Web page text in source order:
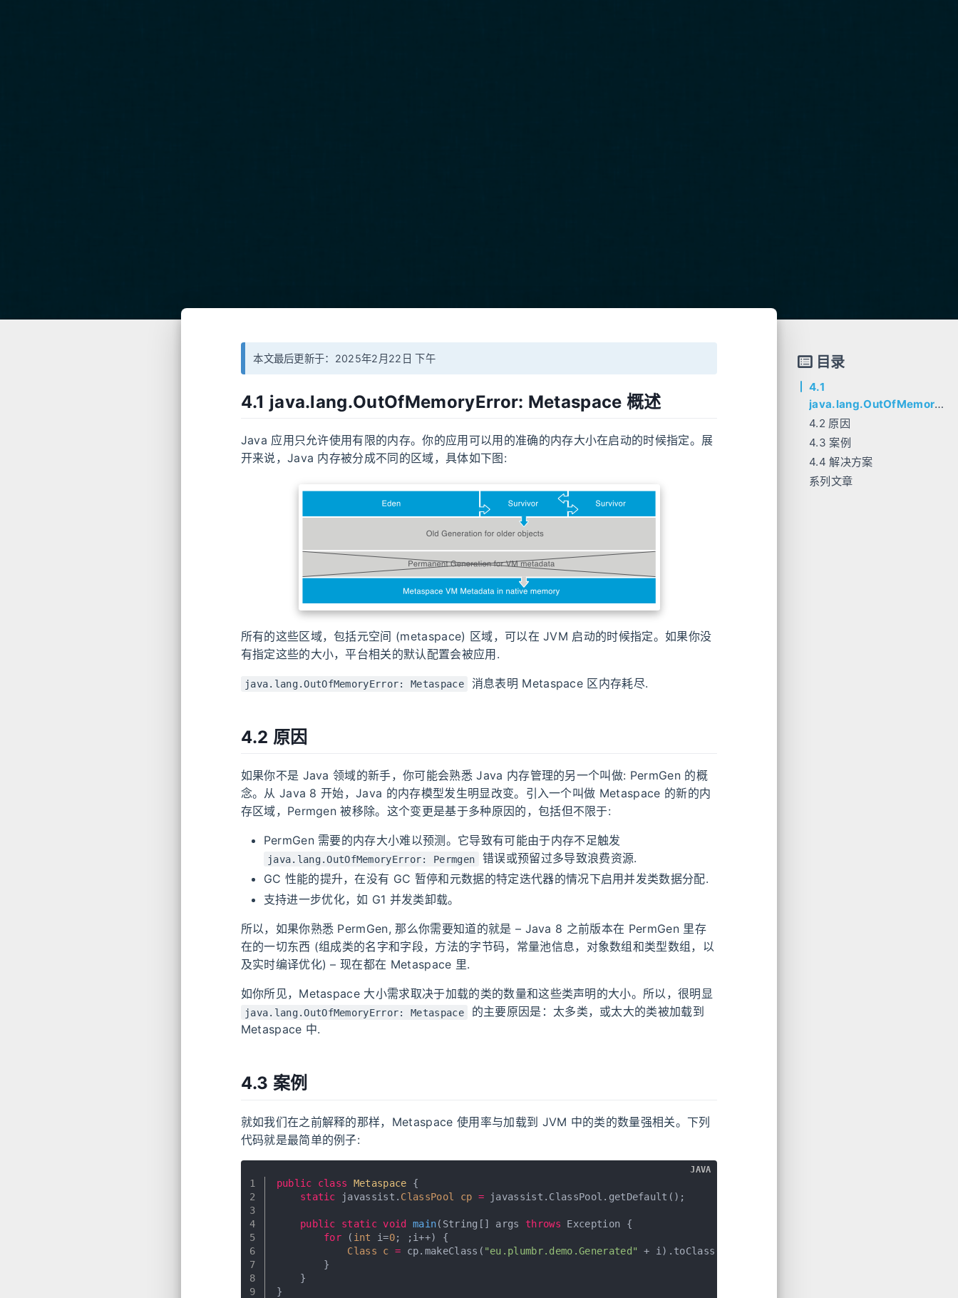
本文最后更新于：2025年2月22日 下午
4.1 java.lang.OutOfMemoryError: Metaspace 概述
Java 应用只允许使用有限的内存。你的应用可以用的准确的内存大小在启动的时候指定。展
开来说，Java 内存被分成不同的区域，具体如下图:
所有的这些区域，包括元空间 (metaspace) 区域，可以在 JVM 启动的时候指定。如果你没
有指定这些的大小，平台相关的默认配置会被应用.
java.lang.OutOfMemoryError: Metaspace 消息表明 Metaspace 区内存耗尽.
4.2 原因
如果你不是 Java 领域的新手，你可能会熟悉 Java 内存管理的另一个叫做: PermGen 的概
念。从 Java 8 开始，Java 的内存模型发生明显改变。引入一个叫做 Metaspace 的新的内
存区域，Permgen 被移除。这个变更是基于多种原因的，包括但不限于:
PermGen 需要的内存大小难以预测。它导致有可能由于内存不足触发
java.lang.OutOfMemoryError: Permgen
错误或预留过多导致浪费资源.
GC 性能的提升，在没有 GC 暂停和元数据的特定迭代器的情况下启用并发类数据分配.
支持进一步优化，如 G1 并发类卸载。
所以，如果你熟悉 PermGen, 那么你需要知道的就是 – Java 8 之前版本在 PermGen 里存
在的一切东西 (组成类的名字和字段，方法的字节码，常量池信息，对象数组和类型数组，以
及实时编译优化) – 现在都在 Metaspace 里.
如你所见，Metaspace 大小需求取决于加载的类的数量和这些类声明的大小。所以，很明显
java.lang.OutOfMemoryError: Metaspace
的主要原因是：太多类，或太大的类被加载到
Metaspace 中.
4.3 案例
就如我们在之前解释的那样，Metaspace 使用率与加载到 JVM 中的类的数量强相关。下列
代码就是最简单的例子:
1
2
3
4
5
6
7
8
9
public class Metaspace {
static javassist. ClassPool cp = javassist.ClassPool.getDefault();
public static void main(String[] args throws Exception {
for ( int i=0; ;i++)
{
Class
c = cp.makeClass( "eu.plumbr.demo.Generated"
+ i).toClass();
        }
    }
}
JAVA
目录
4.1
java.lang.OutOfMemory
Error: Metaspace 概述
4.2 原因
4.3 案例
4.4 解决方案
系列文章